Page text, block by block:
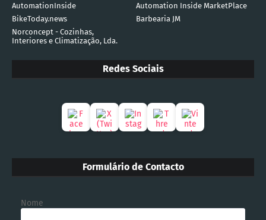
AutomationInside
Automation Inside MarketPlace
BikeToday.news
Barbearia JM
Norconcept - Cozinhas,
Interiores e Climatização, Lda.
Redes Sociais
Formulário de Contacto
Nome